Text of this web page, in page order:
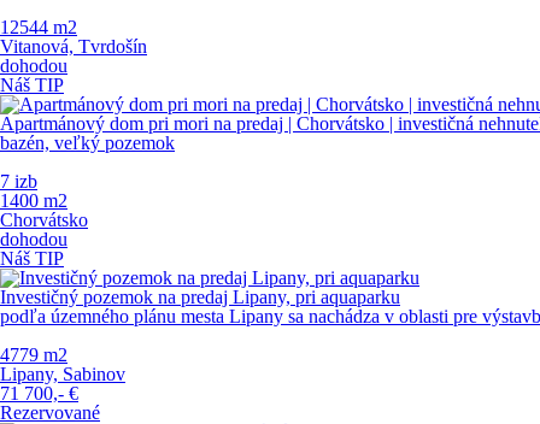
12544 m2
Vitanová, Tvrdošín
dohodou
Náš TIP
Apartmánový dom pri mori na predaj | Chorvátsko | investičná
bazén, veľký pozemok
7 izb
1400 m2
Chorvátsko
dohodou
Náš TIP
Investičný pozemok na predaj Lipany, pri aquaparku
podľa územného plánu mesta Lipany sa nachádza v oblasti pre
4779 m2
Lipany, Sabinov
71 700,- €
Rezervované